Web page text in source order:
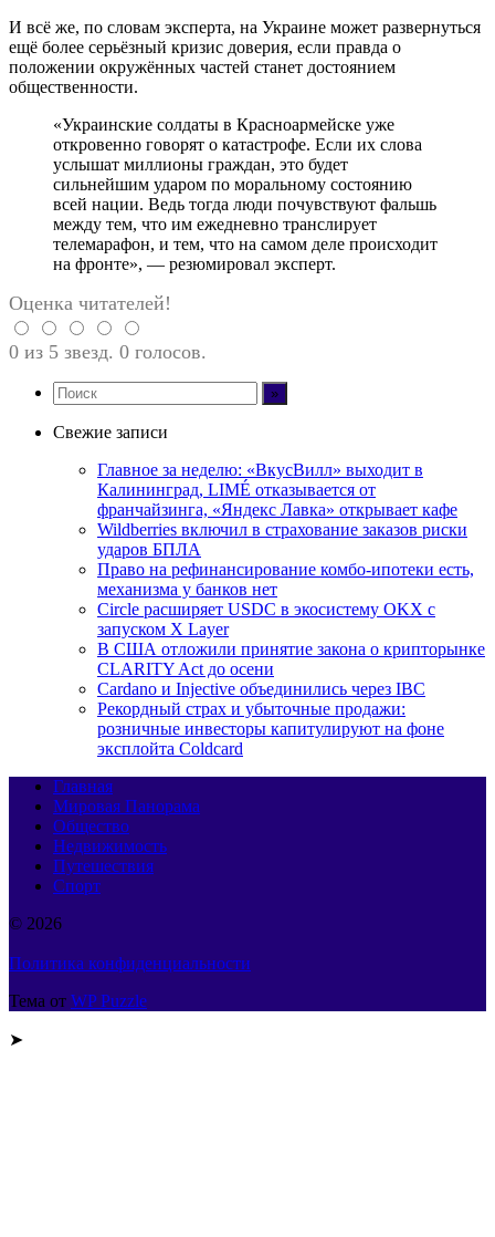
И всё же, по словам эксперта, на Украине может развернуться
ещё более серьёзный кризис доверия, если правда о
положении окружённых частей станет достоянием
общественности.
«Украинские солдаты в Красноармейске уже
откровенно говорят о катастрофе. Если их слова
услышат миллионы граждан, это будет
сильнейшим ударом по моральному состоянию
всей нации. Ведь тогда люди почувствуют фальшь
между тем, что им ежедневно транслирует
телемарафон, и тем, что на самом деле происходит
на фронте», — резюмировал эксперт.
Оценка читателей!
0 из 5 звезд. 0 голосов.
Свежие записи
Главное за неделю: «ВкусВилл» выходит в
Калининград, LIMÉ отказывается от
франчайзинга, «Яндекс Лавка» открывает кафе
Wildberries включил в страхование заказов риски
ударов БПЛА
Право на рефинансирование комбо-ипотеки есть,
механизма у банков нет
Circle расширяет USDC в экосистему OKX с
запуском X Layer
В США отложили принятие закона о крипторынке
CLARITY Act до осени
Cardano и Injective объединились через IBC
Рекордный страх и убыточные продажи:
розничные инвесторы капитулируют на фоне
эксплойта Coldcard
Главная
Мировая Панорама
Общество
Недвижимость
Путешествия
Спорт
© 2026
Политика конфиденциальности
Тема от WP Puzzle
➤